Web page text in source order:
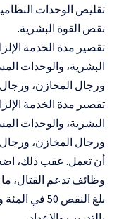
تقليص الوحدات
نقص القوة البشرية.
تقصير مدة الخدمة
البشرية، والوحدات
ورجال المخازن،
تقصير مدة الخدمة
البشرية، والوحدات
ورجال المخازن، ورجال
أن تعمل. عقب ذلك،
وظائف تدعم القتال، ما
بلغ النقص